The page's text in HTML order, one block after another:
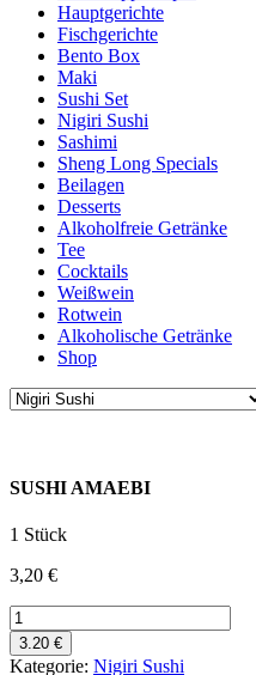
Hauptgerichte
Fischgerichte
Bento Box
Maki
Sushi Set
Nigiri Sushi
Sashimi
Sheng Long Specials
Beilagen
Desserts
Alkoholfreie Getränke
Tee
Cocktails
Weißwein
Rotwein
Alkoholische Getränke
Shop
SUSHI AMAEBI
1 Stück
3,20 €
SUSHI
AMAEBI
Menge
3.20 €
Kategorie: Nigiri Sushi